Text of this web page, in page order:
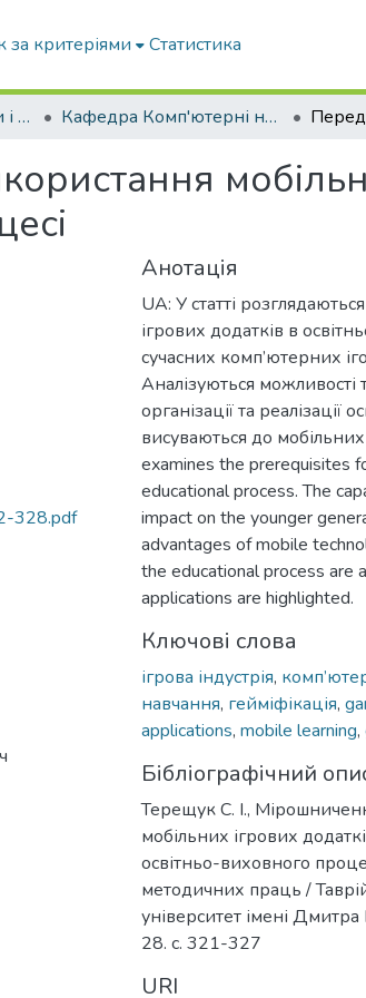
за критеріями Статистика
Факультет Енергетики і комп'ютерних технологій Кафедра Комп'ютерні науки
328.pdf
Анотація
UA: У статті
ігрових додатків в
сучасних комп’ютерних
Аналізуються можливості
організації та
висуваються до
examines the prerequisites
educational process. The
impact on the younger
advantages of mobile
the educational process are
applications are highlighted.
Ключові слова
ігрова індустрія,
навчання, гейміфікація,
applications, mobile learning,
Бібліографічний
Терещук С. І.,
мобільних ігрових
освітньо-виховного
методичних праць /
університет імені
28. с. 321-327
URI